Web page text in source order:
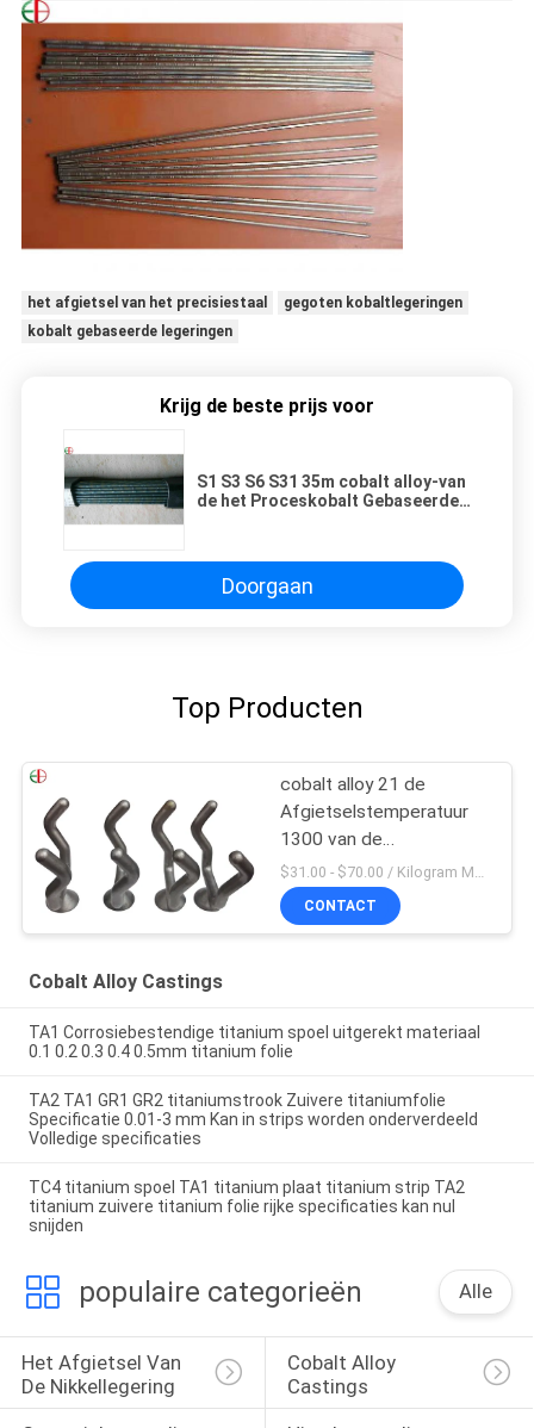
het afgietsel van het precisiestaal
gegoten kobaltlegeringen
kobalt gebaseerde legeringen
Krijg de beste prijs voor
S1 S3 S6 S31 35m cobalt alloy-van
de het Proceskobalt Gebaseerde
Doorgaan
Top Producten
cobalt alloy 21 de
Afgietselstemperatuur
1300 van de
Kobaltlegering voor
Poedermetallurgie
$31.00 - $70.00 / Kilogram MOQ:5 stuks / Pieces
CONTACT
Cobalt Alloy Castings
TA1 Corrosiebestendige titanium spoel uitgerekt materiaal
0.1 0.2 0.3 0.4 0.5mm titanium folie
TA2 TA1 GR1 GR2 titaniumstrook Zuivere titaniumfolie
Specificatie 0.01-3 mm Kan in strips worden onderverdeeld
Volledige specificaties
TC4 titanium spoel TA1 titanium plaat titanium strip TA2
titanium zuivere titanium folie rijke specificaties kan nul
snijden
populaire categorieën Alle
Het Afgietsel Van
De Nikkellegering
Cobalt Alloy
Castings